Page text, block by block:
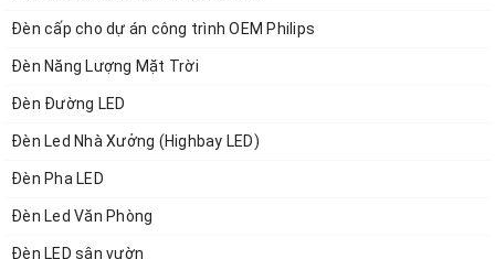
Đèn cấp cho dự án công trình OEM Philips
Đèn Năng Lượng Mặt Trời
Đèn Đường LED
Đèn Led Nhà Xưởng (Highbay LED)
Đèn Pha LED
Đèn Led Văn Phòng
Đèn LED sân vườn